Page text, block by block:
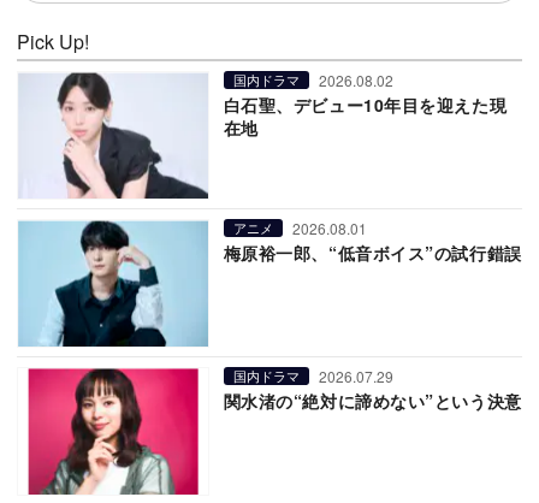
Pick Up!
国内ドラマ 2026.08.02
白石聖、デビュー10年目を迎えた現
在地
アニメ 2026.08.01
梅原裕一郎、“低音ボイス”の試行錯誤
国内ドラマ 2026.07.29
関水渚の“絶対に諦めない”という決意